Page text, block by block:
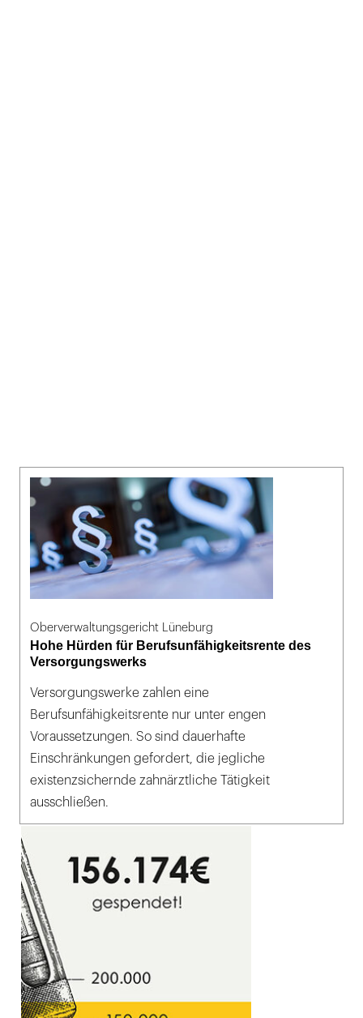
Oberverwaltungsgericht Lüneburg
Hohe Hürden für Berufsunfähigkeitsrente des
Versorgungswerks
Versorgungswerke zahlen eine
Berufsunfähigkeitsrente nur unter engen
Voraussetzungen. So sind dauerhafte
Einschränkungen gefordert, die jegliche
existenzsichernde zahnärztliche Tätigkeit
ausschließen.